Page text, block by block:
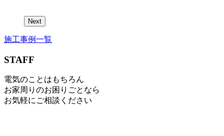
Next
施工事例一覧
STAFF
電気のことはもちろん
お家周りのお困りごとなら
お気軽にご相談ください